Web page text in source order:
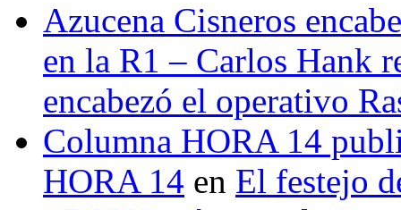
Azucena Cisneros
en la R1 – Carlos Hank
encabezó el operativo
Columna HORA 14
HORA 14 en El festejo